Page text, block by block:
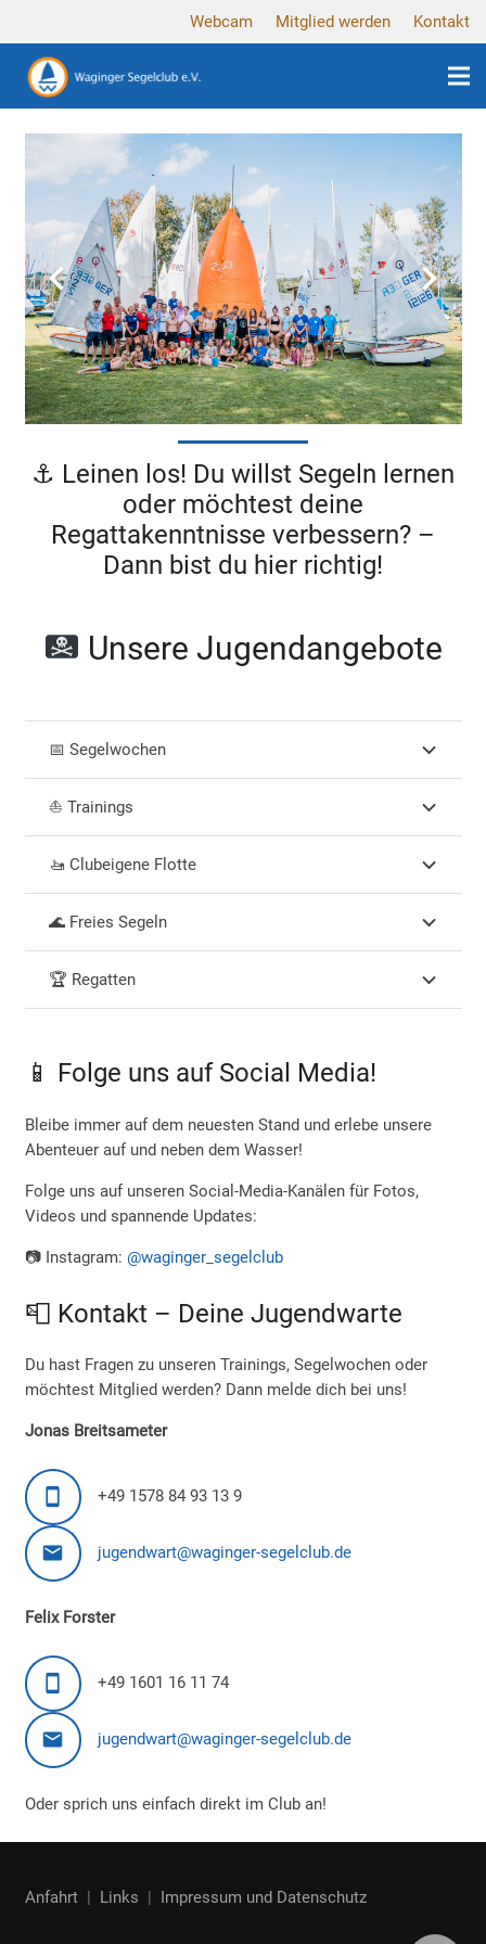
Webcam Mitglied werden Kontakt
⚓ Leinen los! Du willst Segeln lernen
oder möchtest deine
Regattakenntnisse verbessern? –
Dann bist du hier richtig!
Unsere Jugendangebote
📅 Segelwochen
⛵ Trainings
🚤 Clubeigene Flotte
🌊 Freies Segeln
🏆 Regatten
📱 Folge uns auf Social Media!
Bleibe immer auf dem neuesten Stand und erlebe unsere
Abenteuer auf und neben dem Wasser!
Folge uns auf unseren Social-Media-Kanälen für Fotos,
Videos und spannende Updates:
📷 Instagram: @waginger_segelclub
📮 Kontakt – Deine Jugendwarte
Du hast Fragen zu unseren Trainings, Segelwochen oder
möchtest Mitglied werden? Dann melde dich bei uns!
Jonas Breitsameter
+49 1578 84 93 13 9
jugendwart@waginger-segelclub.de
Felix Forster
+49 1601 16 11 74
jugendwart@waginger-segelclub.de
Oder sprich uns einfach direkt im Club an!
Anfahrt| Links | Impressum und Datenschutz